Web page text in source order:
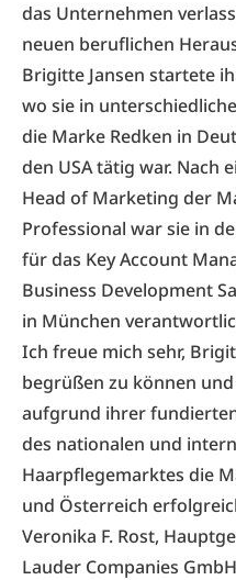
das Unternehmen
neuen beruflichen
Brigitte Jansen startete
wo sie in
die Marke Redken in
den USA tätig war. Nach
Head of Marketing der
Professional war sie in
für das Key Account
Business Development
in München
Ich freue mich sehr,
begrüßen zu können
aufgrund ihrer
des nationalen und
Haarpflegemarktes die
und Österreich
Veronika F. Rost,
Lauder Companies